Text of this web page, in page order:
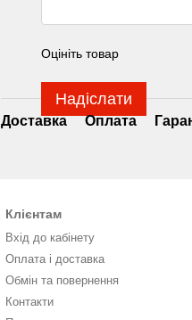
Оцініть товар
Надіслати
Доставка Оплата
Клієнтам
Вхід до кабінету
Оплата і доставка
Обмін та повернення
Контакти